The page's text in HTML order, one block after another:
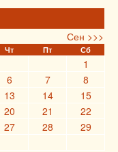
Сен >>>
Чт Пт Сб
1
6 7
8
13 14
15
20 21
22
27 28
29